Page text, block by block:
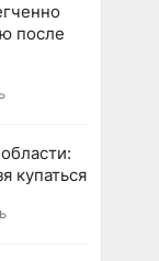
после
купаться